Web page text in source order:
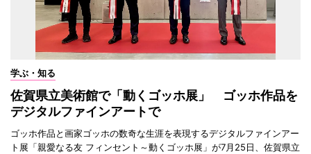
学ぶ・知る
佐賀県立美術館で「動くゴッホ展」 ゴッホ作品を
デジタルファインアートで
ゴッホ作品と画家ゴッホの数奇な生涯を表現するデジタルファインアー
ト展「親愛なる友 フィンセント～動くゴッホ展」が7月25日、佐賀県立